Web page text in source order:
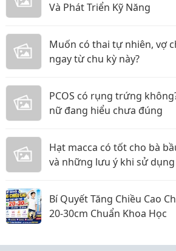
Và Phát Triển Kỹ Năng
Muốn có thai tự nhiên, vợ
ngay từ chu kỳ này?
PCOS có rụng trứng
nữ đang hiểu chưa đúng
Hạt macca có tốt cho bà
và những lưu ý khi sử dụng
Bí Quyết Tăng Chiều Cao
20-30cm Chuẩn Khoa Học